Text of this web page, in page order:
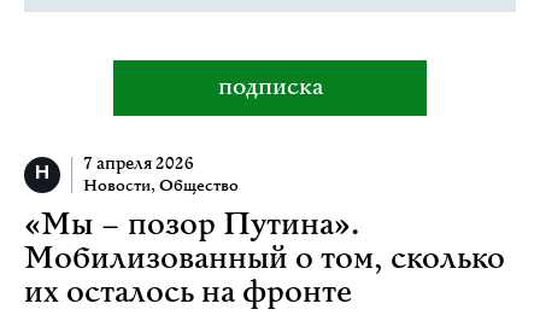
подписка
7 апреля 2026
Новости, Общество
«Мы – позор Путина».
Мобилизованный о том, сколько
их осталось на фронте